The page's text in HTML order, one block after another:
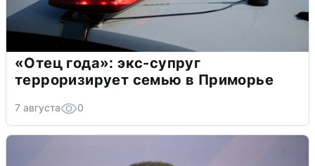
«Отец года»: экс-супруг
терроризирует семью в Приморье
7 августа 0